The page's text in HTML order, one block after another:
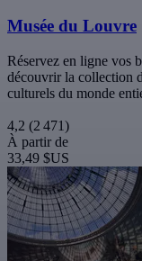
Musée du Louvre
Réservez en ligne vos
découvrir la collection
culturels du monde
4,2 (2 471)
À partir de
33,49 $US